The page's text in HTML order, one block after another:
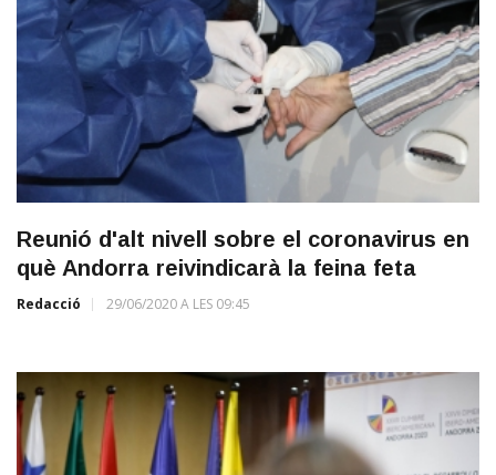
Reunió d'alt nivell sobre el coronavirus en
què Andorra reivindicarà la feina feta
Redacció 29/06/2020 A LES 09:45